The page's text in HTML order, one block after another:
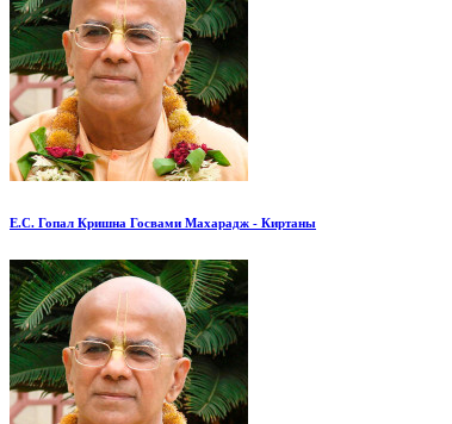
Е.С. Гопал Кришна Госвами Махарадж - Киртаны